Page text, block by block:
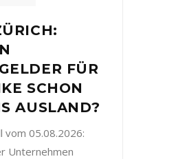
FÜR
SCHON
AUSLAND?
vom 05.08.2026:
Unternehmen